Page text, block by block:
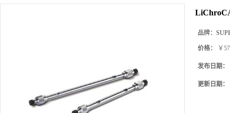
品牌：
价格： ￥
发布日期：
更新日期：